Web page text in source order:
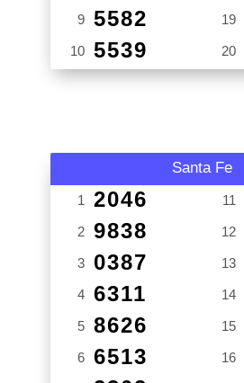
9 5582
10 5539
19
20
Santa Fe
1 2046
2 9838
3 0387
4 6311
5 8626
6 6513
11
12
13
14
15
16